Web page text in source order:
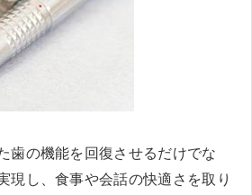
歯の機能を回復させるだけでな
現し、食事や会話の快適さを取り